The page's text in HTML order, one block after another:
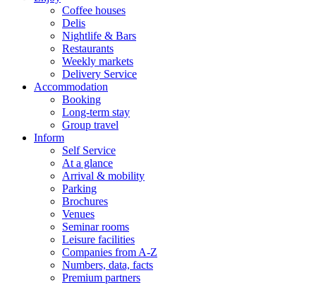
Coffee houses
Delis
Nightlife & Bars
Restaurants
Weekly markets
Delivery Service
Accommodation
Booking
Long-term stay
Group travel
Inform
Self Service
At a glance
Arrival & mobility
Parking
Brochures
Venues
Seminar rooms
Leisure facilities
Companies from A-Z
Numbers, data, facts
Premium partners